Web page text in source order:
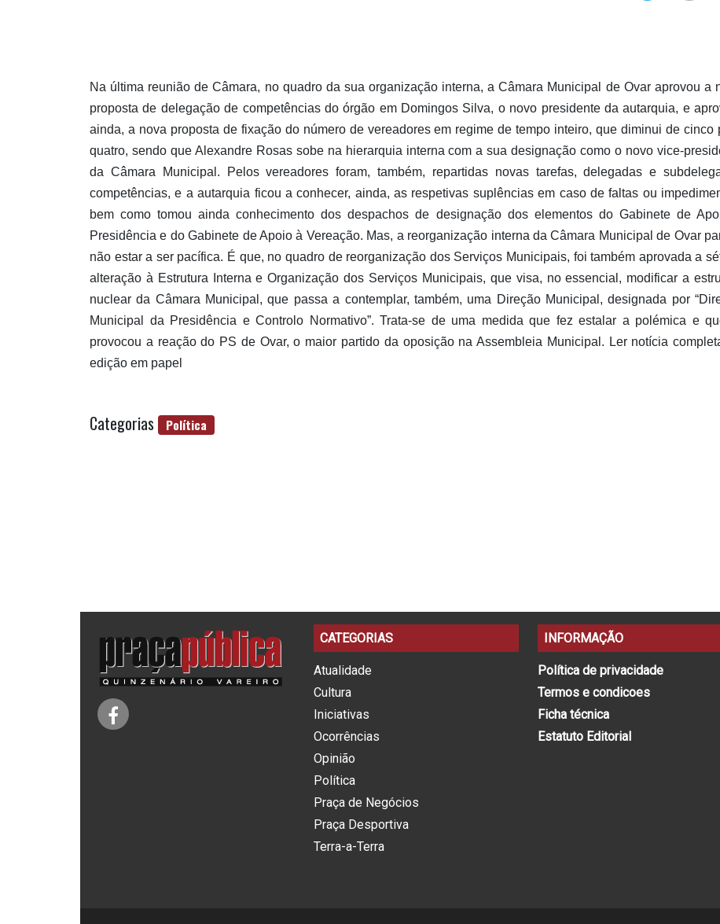
Na última reunião de Câmara, no quadro da sua organização interna, a Câmara Municipal de Ovar aprovou a
proposta de delegação de competências do órgão em Domingos Silva, o novo presidente da autarquia, e
ainda, a nova proposta de fixação do número de vereadores em regime de tempo inteiro, que diminui de cinco
quatro, sendo que Alexandre Rosas sobe na hierarquia interna com a sua designação como o novo vice-
da Câmara Municipal. Pelos vereadores foram, também, repartidas novas tarefas, delegadas e
competências, e a autarquia ficou a conhecer, ainda, as respetivas suplências em caso de faltas ou
bem como tomou ainda conhecimento dos despachos de designação dos elementos do Gabinete de
Presidência e do Gabinete de Apoio à Vereação. Mas, a reorganização interna da Câmara Municipal de Ovar
não estar a ser pacífica. É que, no quadro de reorganização dos Serviços Municipais, foi também aprovada a
alteração à Estrutura Interna e Organização dos Serviços Municipais, que visa, no essencial, modificar a
nuclear da Câmara Municipal, que passa a contemplar, também, uma Direção Municipal, designada por
Municipal da Presidência e Controlo Normativo”. Trata-se de uma medida que fez estalar a polémica e
provocou a reação do PS de Ovar, o maior partido da oposição na Assembleia Municipal. Ler notícia
edição em papel
Categorias Política
CATEGORIAS
Atualidade
Cultura
Iniciativas
Ocorrências
Opinião
Política
Praça de Negócios
Praça Desportiva
Terra-a-Terra
INFORMAÇÃO
Política de privacidade
Termos e condicoes
Ficha técnica
Estatuto Editorial